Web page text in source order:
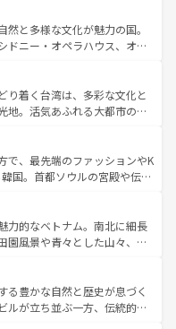
楽と美食が融合した独特の
の各地域で異なる魅力を楽
かな歴史を感じることができ
のアメリカ
してほしい。
番の観光地といえばオアフ
らマウイ島やカウアイ島が
ンに輝く海をはじめ、豊かな
々を迎えてくれるハワイの
ドやハワイアンミュージッ
、すべてがハワイの魅力を彩
イ情報
ほしい。
と多様な文化が魅力の国。
ドニー・オペラハウス、オー
えるウルル（エアーズロッ
生林やケアンズの熱帯雨林な
た、カフェやワイン、オージ
ており、サーフィンやダイ
ウトドア好きにはたまらな
魅力を存分に味わいつくそ
り着く台湾は、多彩な文化と
地。活気あふれる大都市の台
台湾東部など、都市の喧騒
り、訪れる人に新しい発見と
た、奥深い台湾の食文化も魅
ど、バラエティ豊かな料理
着の台湾情報は コンテンツ一覧を参
で、最先端のファッションやK
国。首都ソウルの宮殿や伝統
々の自然美を楽しむことが
肉、絶品のストリートフード
待っている。夜には、韓国な
多彩な魅力を心ゆくまで味
しい。 なお、新着の韓国情報はコンテンツ一
力的なベトナム。南北に細長
園風景や青々とした山々、世
。ハノイの古い町並みやホ
代の建物も、独特の雰囲気を
エティの豊かさとおいしさで
る豊かな自然と歴史が息づく
ルが立ち並ぶ一方、伝統的な